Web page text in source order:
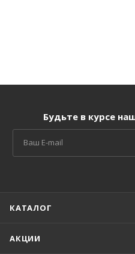
Будьте в курсе
КАТАЛОГ
АКЦИИ